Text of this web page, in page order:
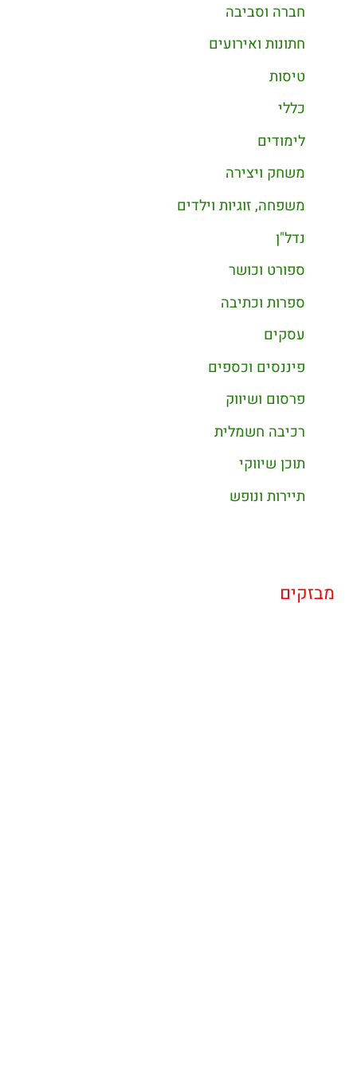
חברה וסביבה
חתונות ואירועים
טיסות
כללי
לימודים
משחק ויצירה
משפחה, זוגיות וילדים
נדל"ן
ספורט וכושר
ספרות וכתיבה
עסקים
פיננסים וכספים
פרסום ושיווק
רכיבה חשמלית
תוכן שיווקי
תיירות ונופש
מבזקים